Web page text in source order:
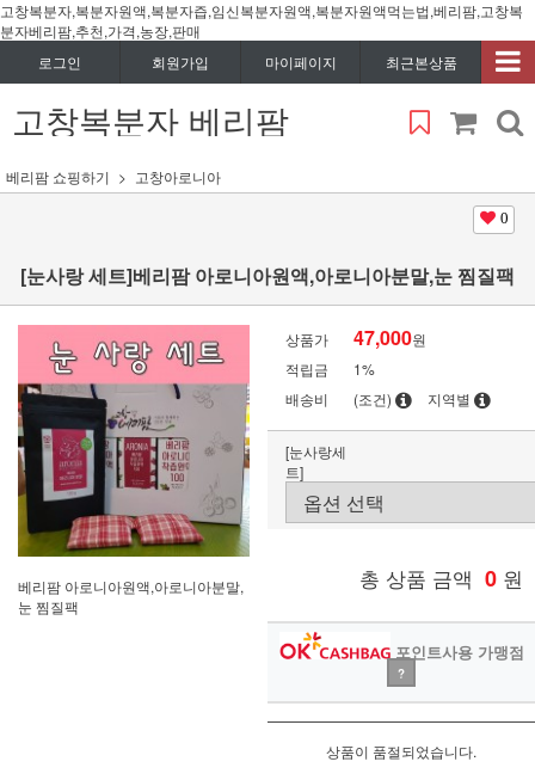
고창복분자,복분자원액,복분자즙,임신복분자원액,복분자원액먹는법,베리팜,고창복
분자베리팜,추천,가격,농장,판매
로그인
회원가입 마이페이지 최근본상품
고창복분자 베리팜
베리팜 쇼핑하기 고창아로니아
0
[눈사랑 세트]베리팜 아로니아원액,아로니아분말,눈 찜질팩
베리팜 아로니아원액,아로니아분말,
눈 찜질팩
상품가 47,000원
적립금
1%
배송비
(조건) 지역별
[눈사랑세
트]
총 상품 금액 0 원
포인트사용 가맹점
?
상품이 품절되었습니다.